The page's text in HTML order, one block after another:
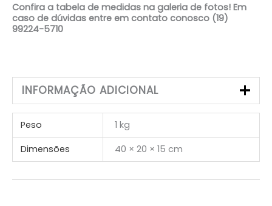
Confira a tabela de medidas na galeria de fotos! Em
caso de dúvidas entre em contato conosco (19)
99224-5710
INFORMAÇÃO ADICIONAL
Peso
1 kg
Dimensões
40 × 20 × 15 cm